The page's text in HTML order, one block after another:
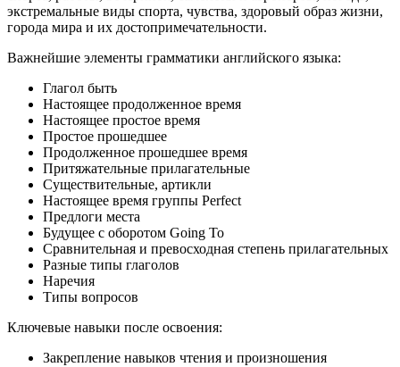
экстремальные виды спорта, чувства, здоровый образ жизни,
города мира и их достопримечательности.
Важнейшие элементы грамматики английского языка:
Глагол быть
Настоящее продолженное время
Настоящее простое время
Простое прошедшее
Продолженное прошедшее время
Притяжательные прилагательные
Существительные, артикли
Настоящее время группы Perfect
Предлоги места
Будущее с оборотом Going То
Сравнительная и превосходная степень прилагательных
Разные типы глаголов
Наречия
Типы вопросов
Ключевые навыки после освоения:
Закрепление навыков чтения и произношения